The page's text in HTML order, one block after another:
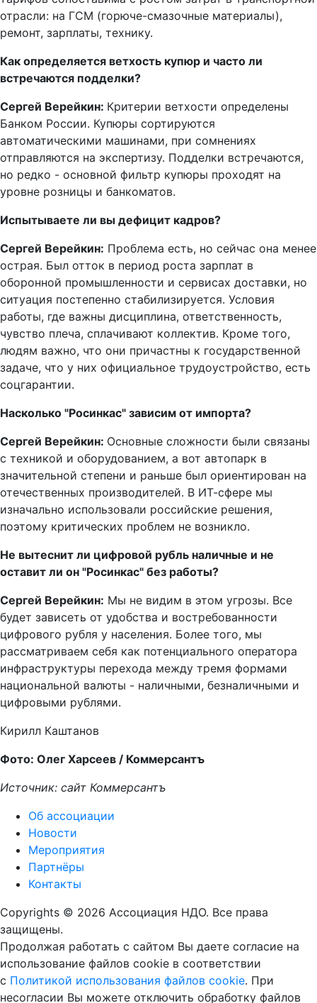
отрасли: на ГСМ (горюче-смазочные материалы),
ремонт, зарплаты, технику.
Как определяется ветхость купюр и часто ли
встречаются подделки?
Сергей Верейкин: Критерии ветхости определены
Банком России. Купюры сортируются
автоматическими машинами, при сомнениях
отправляются на экспертизу. Подделки встречаются,
но редко - основной фильтр купюры проходят на
уровне розницы и банкоматов.
Испытываете ли вы дефицит кадров?
Сергей Верейкин: Проблема есть, но сейчас она менее
острая. Был отток в период роста зарплат в
оборонной промышленности и сервисах доставки, но
ситуация постепенно стабилизируется. Условия
работы, где важны дисциплина, ответственность,
чувство плеча, сплачивают коллектив. Кроме того,
людям важно, что они причастны к государственной
задаче, что у них официальное трудоустройство, есть
соцгарантии.
Насколько "Росинкас" зависим от импорта?
Сергей Верейкин: Основные сложности были связаны
с техникой и оборудованием, а вот автопарк в
значительной степени и раньше был ориентирован на
отечественных производителей. В ИТ-сфере мы
изначально использовали российские решения,
поэтому критических проблем не возникло.
Не вытеснит ли цифровой рубль наличные и не
оставит ли он "Росинкас" без работы?
Сергей Верейкин: Мы не видим в этом угрозы. Все
будет зависеть от удобства и востребованности
цифрового рубля у населения. Более того, мы
рассматриваем себя как потенциального оператора
инфраструктуры перехода между тремя формами
национальной валюты - наличными, безналичными и
цифровыми рублями.
Кирилл Каштанов
Фото: Олег Харсеев / Коммерсантъ
Источник: сайт Коммерсантъ
Об ассоциации
Новости
Мероприятия
Партнёры
Контакты
Copyrights © 2026 Ассоциация НДО. Все права
защищены.
Продолжая работать с сайтом Вы даете согласие на
использование файлов cookie в соответствии
с Политикой использования файлов cookie. При
несогласии Вы можете отключить обработку файлов